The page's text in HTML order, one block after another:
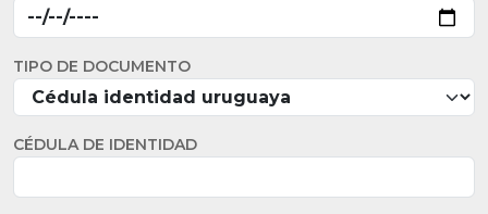
TIPO DE DOCUMENTO
CÉDULA DE IDENTIDAD